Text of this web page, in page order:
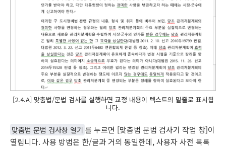
[2.4.A] 맞춤법/문법 검사를 실행하면 교정 내용이 텍스트의 밑줄로 표시됩
니다.
맞춤법 문법 검사창 열기를 누르면 [맞춤법 문법 검사기 작업 창]이
열립니다. 사용 방법은 한/글과 거의 동일한데, 사용자 사전 목록